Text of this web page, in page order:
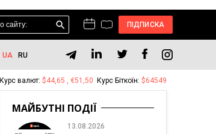
ПІДПИСКА
UA RU
Курс валют: $44,65 , €51,50 Курс Біткоїн: $64549
МАЙБУТНІ ПОДІЇ
13.08.2026